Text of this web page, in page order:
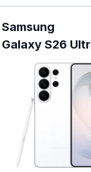
Samsung
Galaxy S26